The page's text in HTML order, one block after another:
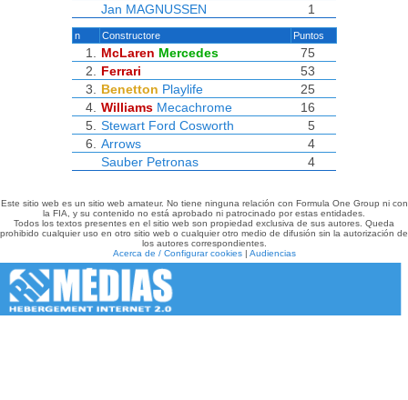
Jan MAGNUSSEN
1
n Constructore Puntos
1. McLaren Mercedes
75
2.
Ferrari
53
3.
Benetton Playlife
25
4. Williams Mecachrome
16
5. Stewart Ford Cosworth
5
6.
Arrows
4
Sauber Petronas 4
Este sitio web es un sitio web amateur. No tiene ninguna relación con Formula One Group ni con
la FIA, y su contenido no está aprobado ni patrocinado por estas entidades.
Todos los textos presentes en el sitio web son propiedad exclusiva de sus autores. Queda
prohibido cualquier uso en otro sitio web o cualquier otro medio de difusión sin la autorización de
los autores correspondientes.
Acerca de / Configurar cookies| Audiencias